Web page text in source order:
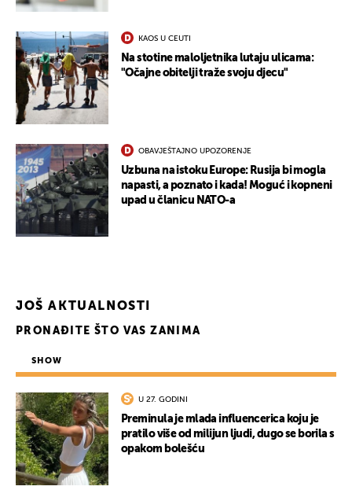
KAOS U CEUTI
Na stotine maloljetnika lutaju ulicama:
"Očajne obitelji traže svoju djecu"
OBAVJEŠTAJNO UPOZORENJE
Uzbuna na istoku Europe: Rusija bi mogla
napasti, a poznato i kada! Moguć i kopneni
upad u članicu NATO-a
JOŠ AKTUALNOSTI
PRONAĐITE ŠTO VAS ZANIMA
SHOW
U 27. GODINI
Preminula je mlada influencerica koju je
pratilo više od milijun ljudi, dugo se borila s
opakom bolešću